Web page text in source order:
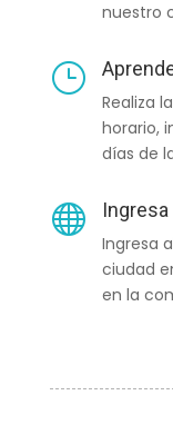
nuestro
}
Realiza
horario,
días de

Ingresa
ciudad
en la